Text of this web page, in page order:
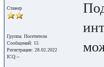
Стажер
Группа: Посетители
Сообщений: 15
Регистрация: 28.02.2022
ICQ:--